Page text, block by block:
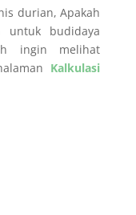
durian, Apakah
untuk budidaya
ingin melihat
Kalkulasi